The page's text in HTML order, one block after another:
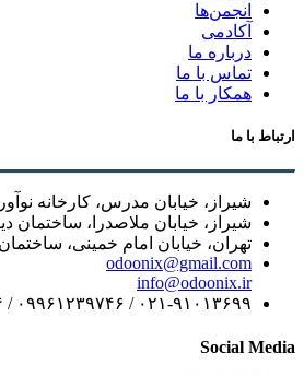
انجمن‌ها
آکادمی
درباره ما
تماس با ما
همکار با ما
ارتباط با ما
شیراز، خیابان مدرس، کارخانه
شیراز، خیابان ملاصدرا، ساختمان
تهران، خیابان امام خمینی، ساختمان
odoonix@gmail.com
info@odoonix.ir
۰۲۱-۹۱۰۱۳۶۹۹ / ۰۹۹۶۱۲۳۹۷۴۶ / ۰۹۱۰۱۹۸۱۷۱۳-۱۴
Social Media